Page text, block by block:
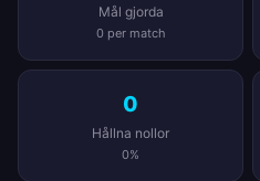
Mål gjorda
0 per match
0
Hållna nollor
0%